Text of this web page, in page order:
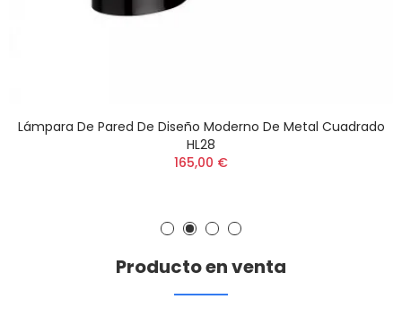
Lámpara De Pared De Diseño Moderno De Metal Cuadrado
HL28
165,00 €
Producto en venta